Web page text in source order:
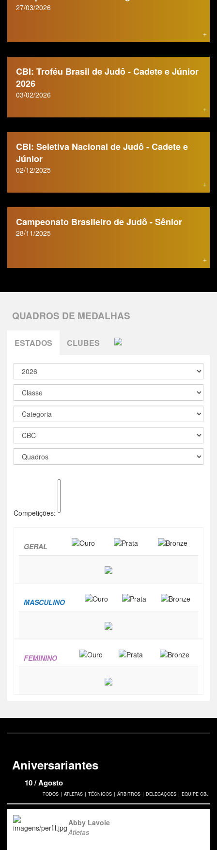
27/03/2026
CBI: Troféu Brasil de Judô - Cadete e Júnior
2026
03/02/2026
CBI: Seletiva Nacional de Judô - Cadete e
Júnior
02/12/2025
Campeonato Brasileiro de Judô - Sênior
28/11/2025
QUADROS DE MEDALHAS
ESTADOS CLUBES
Competições:
GERAL
MASCULINO
FEMININO
Aniversariantes
10 / Agosto
TODOS | ATLETAS | TÉCNICOS | ÁRBITROS | DELEGAÇÕES | EQUIPE CBJ
Abby Lavoie
Atletas